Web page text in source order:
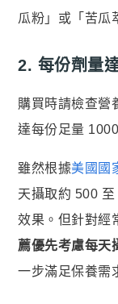
瓜粉」或「苦瓜
2. 每份劑量
購買時請檢查營
達每份足量
雖然根據美國國
天攝取約 500
效果。但針對經
薦優先考慮每天
一步滿足保養需